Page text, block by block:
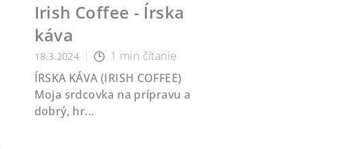
Irish Coffee - Írska
káva
18.3.2024
1 min čítanie
ÍRSKA KÁVA (IRISH COFFEE)
Moja srdcovka na prípravu a
dobrý, hr...